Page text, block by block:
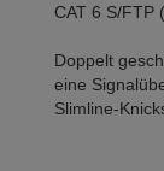
CAT 6 S/FTP
Doppelt
eine
Slimline-